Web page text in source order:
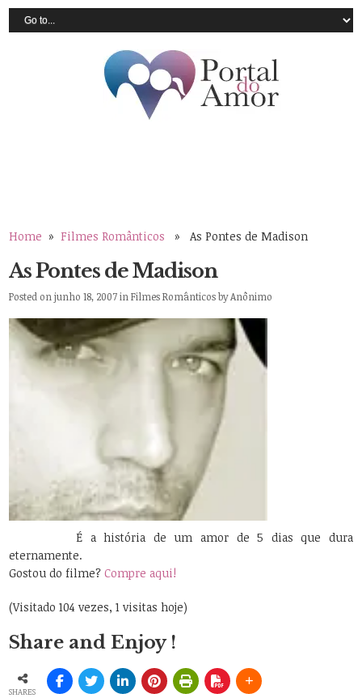
Home » Filmes Românticos » As Pontes de Madison
As Pontes de Madison
Posted on junho 18, 2007 inFilmes RomânticosbyAnônimo
É a história de um amor de 5 dias que dura
eternamente.
Gostou do filme?Compre aqui!
(Visitado 104 vezes, 1 visitas hoje)
Share and Enjoy !
SHARES